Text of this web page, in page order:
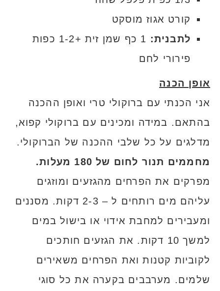
קורט אגוז מוסקט
לתבנית:
1 כף שמן זית +1-2 כפות
פירורי לחם
אופן הכנה
אני הכנתי עם ברוקולי טרי ואופן ההכנה
בהתאם. במידה ומכינים עם ברוקולי קפוא,
מדלגים על כל שלבי ההכנה של הברוקולי.
מחממים תנור לחום של 180 מעלות.
מפרקים את הפרחים מהגזעים ומוזגים
עליהם מים רותחים ל – 2-3 דקות. מסננים
ומעבירים למחבת אידוי או בישול במים
למשך 10 דקות. את הגזעים חותכים
לקוביות קטנות ואת הפרחים משאירים
שלמים. מערבבים בקערה את כל סוגי